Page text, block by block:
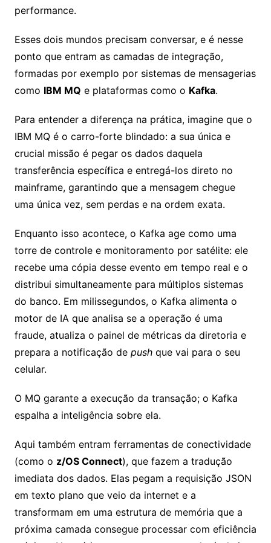
performance.
Esses dois mundos precisam conversar, e é nesse
ponto que entram as camadas de integração,
formadas por exemplo por sistemas de mensagerias
como IBM MQ e plataformas como o Kafka.
Para entender a diferença na prática, imagine que o
IBM MQ é o carro-forte blindado: a sua única e
crucial missão é pegar os dados daquela
transferência específica e entregá-los direto no
mainframe, garantindo que a mensagem chegue
uma única vez, sem perdas e na ordem exata.
Enquanto isso acontece, o Kafka age como uma
torre de controle e monitoramento por satélite: ele
recebe uma cópia desse evento em tempo real e o
distribui simultaneamente para múltiplos sistemas
do banco. Em milissegundos, o Kafka alimenta o
motor de IA que analisa se a operação é uma
fraude, atualiza o painel de métricas da diretoria e
prepara a notificação de pushque vai para o seu
celular.
O MQ garante a execução da transação; o Kafka
espalha a inteligência sobre ela.
Aqui também entram ferramentas de conectividade
(como o z/OS Connect), que fazem a tradução
imediata dos dados. Elas pegam a requisição JSON
em texto plano que veio da internet e a
transformam em uma estrutura de memória que a
próxima camada consegue processar com eficiência